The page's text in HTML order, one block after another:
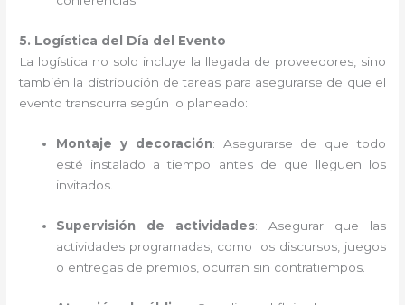
5. Logística del Día del Evento
La logística no solo incluye la llegada de proveedores, sino
también la distribución de tareas para asegurarse de que el
evento transcurra según lo planeado:
Montaje y decoración: Asegurarse de que todo
esté instalado a tiempo antes de que lleguen los
invitados.
Supervisión de actividades: Asegurar que las
actividades programadas, como los discursos, juegos
o entregas de premios, ocurran sin contratiempos.